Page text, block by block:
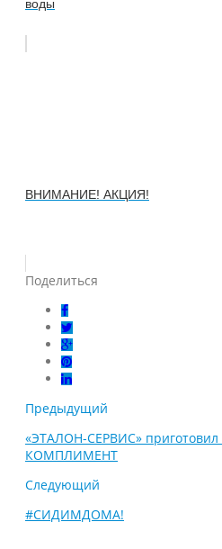
воды
ВНИМАНИЕ! АКЦИЯ!
Поделиться
Предыдущий
«ЭТАЛОН-СЕРВИС»
КОМПЛИМЕНТ
Следующий
#СИДИМДОМА!